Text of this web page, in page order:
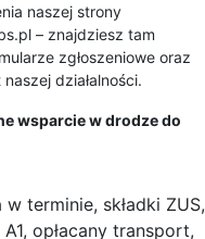
naszej strony
– znajdziesz tam
zgłoszeniowe oraz
działalności.
wsparcie w drodze do
terminie, składki ZUS,
opłacany transport,